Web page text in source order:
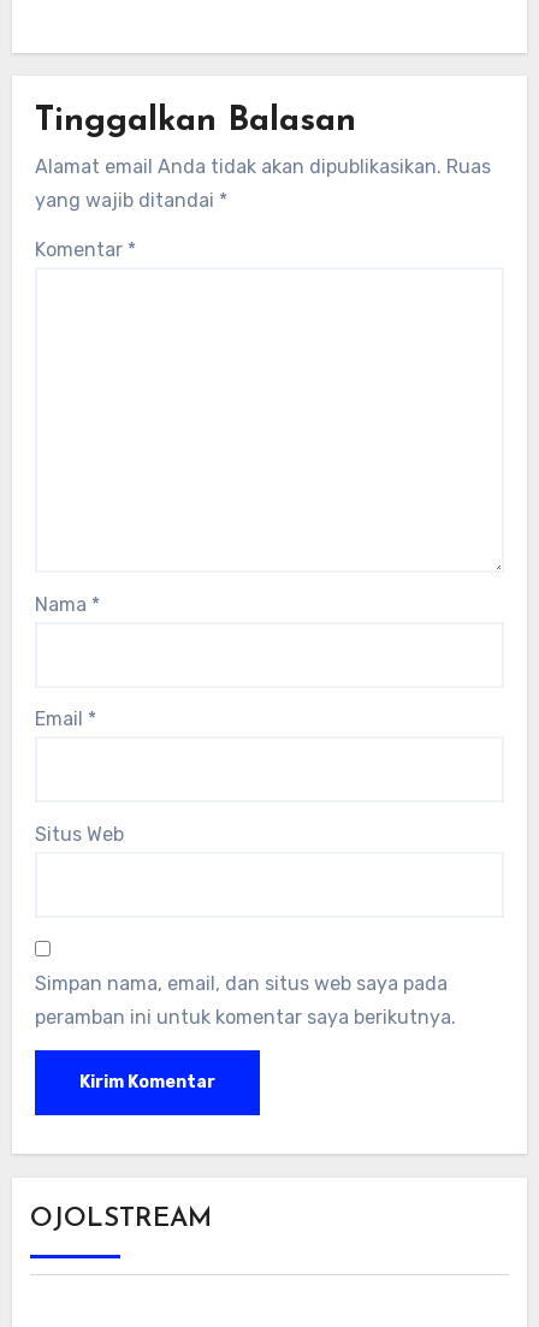
Tinggalkan Balasan
Alamat email Anda tidak akan dipublikasikan. Ruas
yang wajib ditandai *
Komentar *
Nama *
Email *
Situs Web
Simpan nama, email, dan situs web saya pada
peramban ini untuk komentar saya berikutnya.
OJOLSTREAM